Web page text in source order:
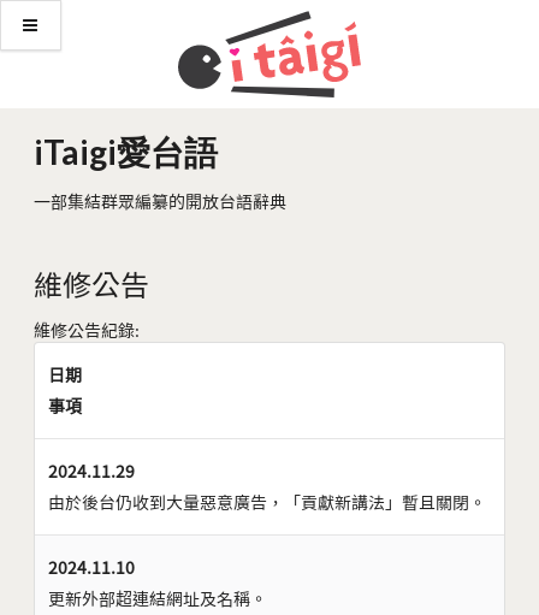
iTaigi愛台語
一部集結群眾編纂的開放台語辭典
維修公告
維修公告紀錄:
日期
事項
2024.11.29
由於後台仍收到大量惡意廣告，「貢獻新講法」暫且關閉。
2024.11.10
更新外部超連結網址及名稱。